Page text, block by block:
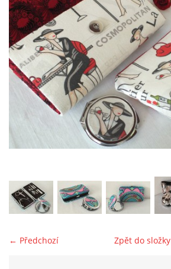
MOJE POSLEDNÍ PRÁCE
← Předchozí Zpět do složky